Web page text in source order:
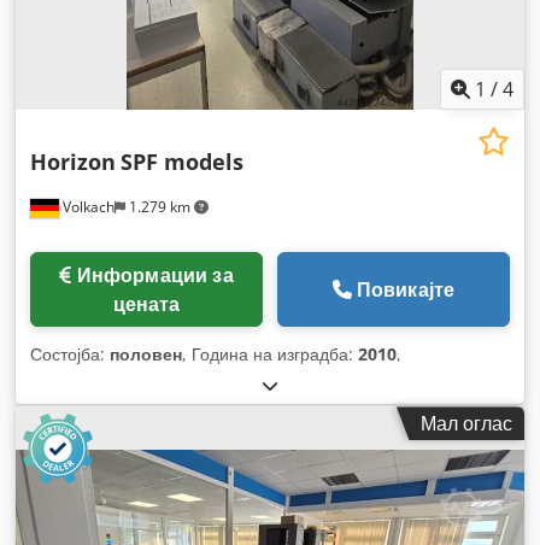
1 /4
Volkach 1.279 km
Horizon SPF models
цената
Повикајте
Состојба: половен, Година на изградба: 2010,
Мал оглас